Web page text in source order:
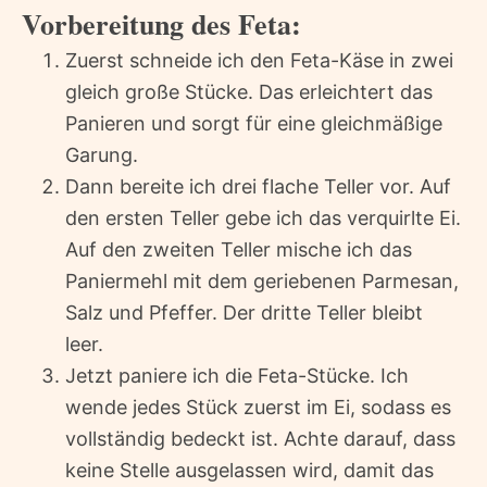
Vorbereitung des Feta:
Zuerst schneide ich den Feta-Käse in zwei
gleich große Stücke. Das erleichtert das
Panieren und sorgt für eine gleichmäßige
Garung.
Dann bereite ich drei flache Teller vor. Auf
den ersten Teller gebe ich das verquirlte Ei.
Auf den zweiten Teller mische ich das
Paniermehl mit dem geriebenen Parmesan,
Salz und Pfeffer. Der dritte Teller bleibt
leer.
Jetzt paniere ich die Feta-Stücke. Ich
wende jedes Stück zuerst im Ei, sodass es
vollständig bedeckt ist. Achte darauf, dass
keine Stelle ausgelassen wird, damit das